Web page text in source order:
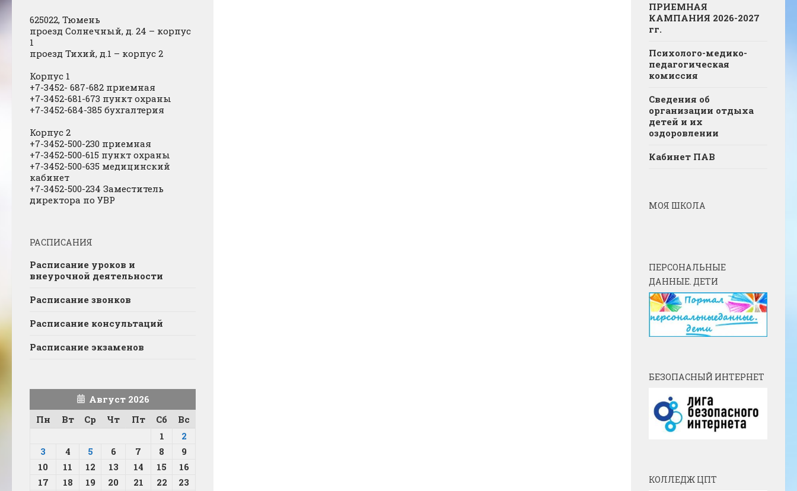
625022, Тюмень
проезд Солнечный, д. 24 – корпус
1
проезд Тихий, д.1 – корпус 2
Корпус 1
+7-3452- 687-682 приемная
+7-3452-681-673 пункт охраны
+7-3452-684-385 бухгалтерия
Корпус 2
+7-3452-500-230 приемная
+7-3452-500-615 пункт охраны
+7-3452-500-635 медицинский
кабинет
+7-3452-500-234 Заместитель
директора по УВР
РАСПИСАНИЯ
Расписание уроков и
внеурочной деятельности
Расписание звонков
Расписание консультаций
Расписание экзаменов
Август 2026
Пн
Вт Ср Чт Пт Сб
Вс
1
2
3
4 5 6 7 8
9
10
11 12 13 14 15
16
17
18 19 20 21 22
23
ПРИЕМНАЯ
КАМПАНИЯ 2026-2027
гг.
Психолого-медико-
педагогическая
комиссия
Сведения об
организации отдыха
детей и их
оздоровлении
Кабинет ПАВ
МОЯ ШКОЛА
ПЕРСОНАЛЬНЫЕ
ДАННЫЕ. ДЕТИ
БЕЗОПАСНЫЙ ИНТЕРНЕТ
КОЛЛЕДЖ ЦПТ